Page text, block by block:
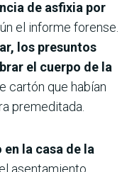
de asfixia por
el informe forense.
los presuntos
el cuerpo de la
cartón que habían
premeditada.
la casa de la
asentamiento